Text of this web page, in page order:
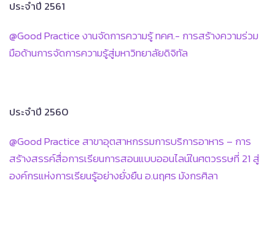
ประจำปี 2561
@Good Practice งานจัดการความรู้ ทคศ.- การสร้างความร่วม
มือด้านการจัดการความรู้สู่มหาวิทยาลัยดิจิทัล
ประจำปี 2560
@Good Practice สาขาอุตสาหกรรมการบริการอาหาร – การ
สร้างสรรค์สื่อการเรียนการสอนแบบออนไลน์ในศตวรรษที่ 21 สู่
องค์กรแห่งการเรียนรู้อย่างยั่งยืน อ.นฤศร มังกรศิลา